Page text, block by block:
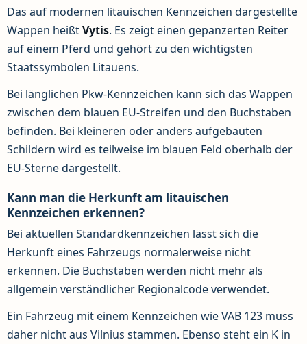
Das auf modernen litauischen Kennzeichen dargestellte
Wappen heißtVytis. Es zeigt einen gepanzerten Reiter
auf einem Pferd und gehört zu den wichtigsten
Staatssymbolen Litauens.
Bei länglichen Pkw-Kennzeichen kann sich das Wappen
zwischen dem blauen EU-Streifen und den Buchstaben
befinden. Bei kleineren oder anders aufgebauten
Schildern wird es teilweise im blauen Feld oberhalb der
EU-Sterne dargestellt.
Kann man die Herkunft am litauischen
Kennzeichen erkennen?
Bei aktuellen Standardkennzeichen lässt sich die
Herkunft eines Fahrzeugs normalerweise nicht
erkennen. Die Buchstaben werden nicht mehr als
allgemein verständlicher Regionalcode verwendet.
Ein Fahrzeug mit einem Kennzeichen wie VAB 123 muss
daher nicht aus Vilnius stammen. Ebenso steht ein K in